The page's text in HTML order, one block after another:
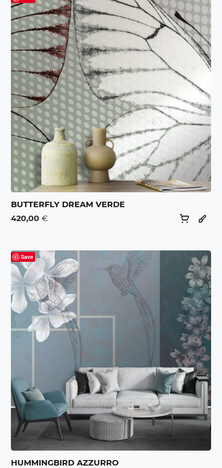
BUTTERFLY DREAM VERDE
420,00€
Save
HUMMINGBIRD AZZURRO